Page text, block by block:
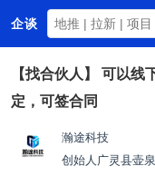
企谈
首页
商务资源
资讯动态
关于我们
【找合伙人】 可以线
定，可签合同
瀚途科技
创始人广灵县壶